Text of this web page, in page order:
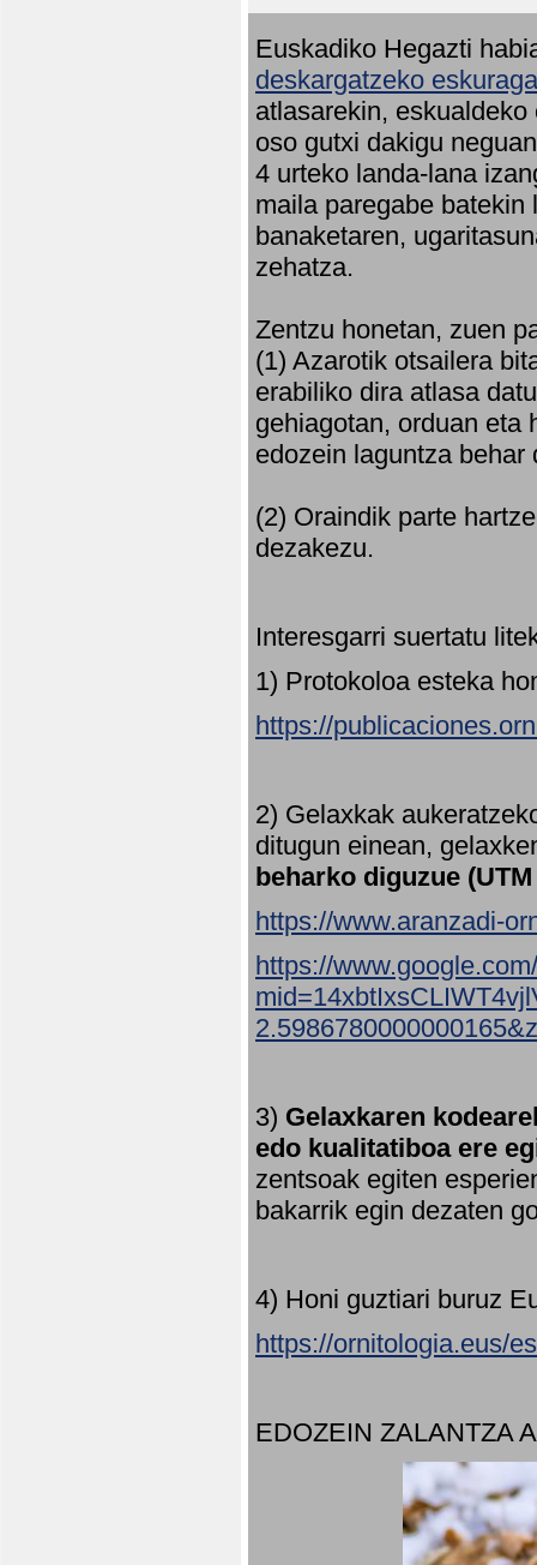
Euskadiko Hegazti
deskargatzeko
atlasarekin,
oso gutxi dakigu
4 urteko landa-lana
maila paregabe
banaketaren,
zehatza.
Zentzu honetan, zuen
(1) Azarotik otsailera
erabiliko dira atlasa
gehiagotan, orduan eta
edozein laguntza behar
(2) Oraindik parte
dezakezu.
Interesgarri suertatu
1) Protokoloa esteka
https://
2) Gelaxkak
ditugun einean,
beharko diguzue
https://www.aranzadi-
https://
3) Gelaxkaren
edo kualitatiboa ere
zentsoak egiten
bakarrik egin dezaten
4) Honi guztiari buruz
https://ornitologia.eus/
EDOZEIN ZALANTZA